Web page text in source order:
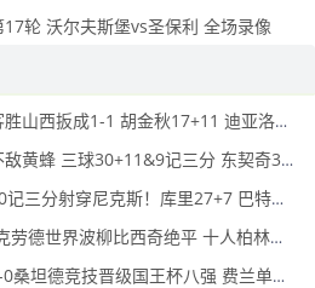
轮 沃尔夫斯堡vs圣保利 全场录像
2026年05月10日 广厦客胜山西扳成1-1 胡金秋17+11 迪亚洛关键上篮不中
2026年01月16日 湖人不敌黄蜂 三球30+11&9记三分 东契奇39分 詹姆斯29+9+6
2026年01月16日 勇士20记三分射穿尼克斯！库里27+7 巴特勒32+8 穆迪三分9中7
2026年01月16日 德甲-克劳德世界波柳比西奇绝平 十人柏林联合1-1奥格斯堡
2026年01月16日 巴萨2-0桑坦德竞技晋级国王杯八强 费兰单刀球破门亚马尔建功